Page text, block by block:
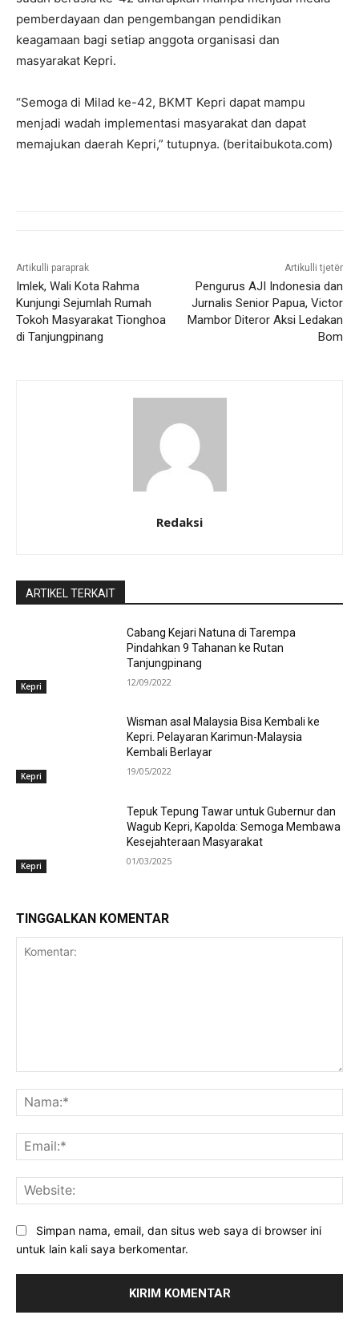
pemberdayaan dan pengembangan pendidikan
keagamaan bagi setiap anggota organisasi dan
masyarakat Kepri.
“Semoga di Milad ke-42, BKMT Kepri dapat mampu
menjadi wadah implementasi masyarakat dan dapat
memajukan daerah Kepri,” tutupnya. (beritaibukota.com)
Artikulli paraprak
Imlek, Wali Kota Rahma
Kunjungi Sejumlah Rumah
Tokoh Masyarakat Tionghoa
di Tanjungpinang
Artikulli tjetër
Pengurus AJI Indonesia dan
Jurnalis Senior Papua, Victor
Mambor Diteror Aksi Ledakan
Bom
Redaksi
ARTIKEL TERKAIT
Kepri
Cabang Kejari Natuna di Tarempa
Pindahkan 9 Tahanan ke Rutan
Tanjungpinang
12/09/2022
Kepri
Wisman asal Malaysia Bisa Kembali ke
Kepri. Pelayaran Karimun-Malaysia
Kembali Berlayar
19/05/2022
Kepri
Tepuk Tepung Tawar untuk Gubernur dan
Wagub Kepri, Kapolda: Semoga Membawa
Kesejahteraan Masyarakat
01/03/2025
TINGGALKAN KOMENTAR
Simpan nama, email, dan situs web saya di browser ini
untuk lain kali saya berkomentar.